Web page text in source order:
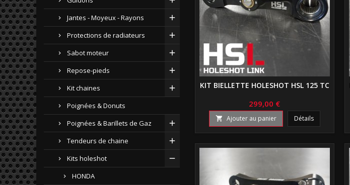
Jantes - Moyeux - Rayons
Protections de radiateurs
Sabot moteur
Repose-pieds
Kit chaines
Poignées & Donuts
Poignées & Barillets de Gaz
Tendeurs de chaine
Kits holeshot
HONDA
KIT BIELLETTE HOLESHOT HSL 125 TC
299,00 €
 Ajouter au panier Détails